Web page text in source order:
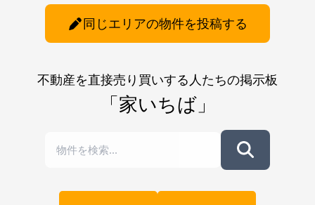
同じエリアの物件を投稿する
不動産を直接売り買いする人たちの掲示板
「家いちば」